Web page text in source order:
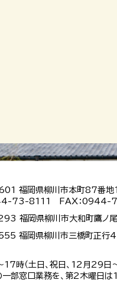
福岡県柳川市本町87番地1
73-8111 FAX：
福岡県柳川市大和町鷹ノ
福岡県柳川市三橋町正行
時（土日、祝日、12月29日
部窓口業務を、第2木曜日は